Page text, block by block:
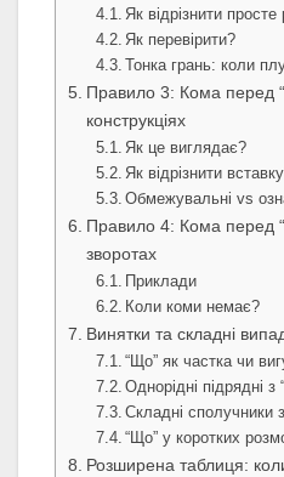
Як відрізнити
Як перевірити?
Тонка грань: коли
Правило 3: Кома перед
конструкціях
Як це виглядає?
Як відрізнити
Обмежувальні vs
Правило 4: Кома перед
зворотах
Приклади
Коли коми немає?
Винятки та складні
“Що” як частка чи
Однорідні підрядні з
Складні сполучники
“Що” у коротких
Розширена таблиця: